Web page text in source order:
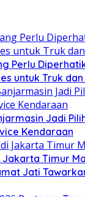
Perlu
untuk Truk dan
Jadi
Kendaraan
Jakarta Timur
Jati